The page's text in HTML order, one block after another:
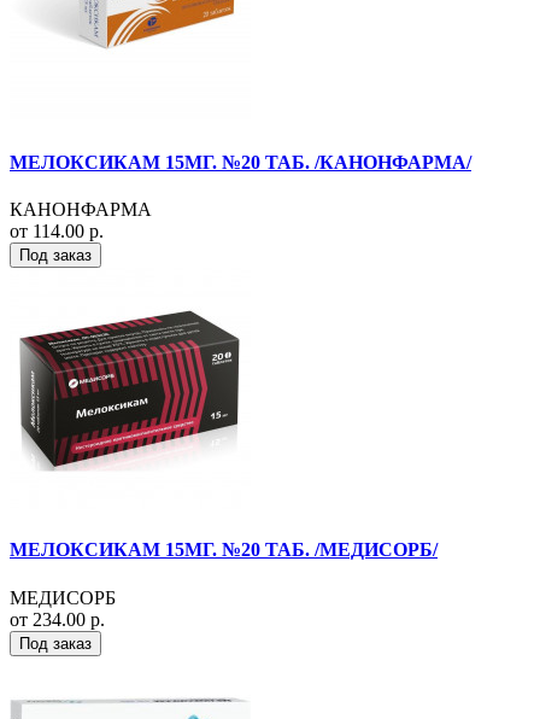
МЕЛОКСИКАМ 15МГ. №20 ТАБ. /КАНОНФАРМА/
КАНОНФАРМА
от 114.00 р.
Под заказ
МЕЛОКСИКАМ 15МГ. №20 ТАБ. /МЕДИСОРБ/
МЕДИСОРБ
от 234.00 р.
Под заказ